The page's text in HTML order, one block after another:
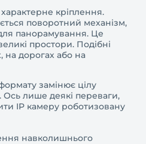
характерне кріплення.
поворотний механізм,
панорамування. Це
простори. Подібні
на дорогах або на
замінює цілу
лише деякі переваги,
IP камеру роботизовану
навколишнього